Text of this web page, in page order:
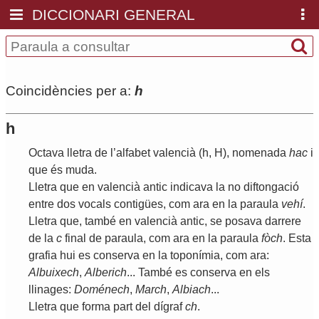
DICCIONARI GENERAL
Coincidències per a: h
h
Octava lletra de ’alfabet valencià (h, H), nomenada hac i
que és muda.
Lletra que en valencià antic indicava la no diftongació
entre dos vocals contigües, com ara en la paraula vehí.
Lletra que, també en valencià antic, se posava darrere
de la c final de paraula, com ara en la paraula fòch. Esta
grafia hui es conserva en la toponímia, com ara:
Albuixech, Alberich... També es conserva en els
llinages: Doménech, March, Albiach...
Lletra que forma part del dígraf ch.